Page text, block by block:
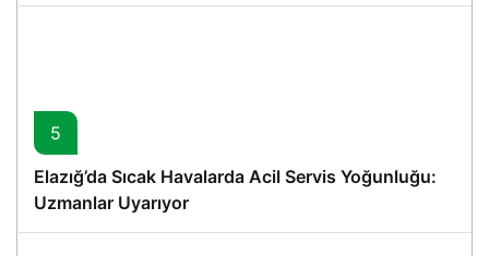
5
Elazığ’da Sıcak Havalarda Acil Servis Yoğunluğu:
Uzmanlar Uyarıyor